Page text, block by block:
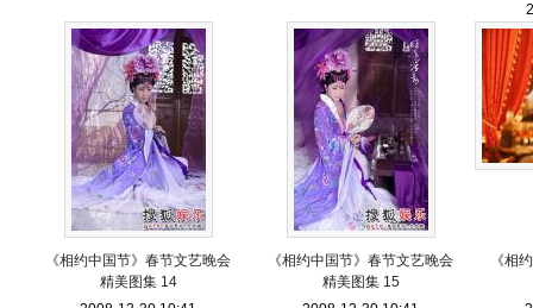
《相约中国节》春节文艺晚会
精美图集 14
《相约中国节》春节文艺晚会
精美图集 15
《相